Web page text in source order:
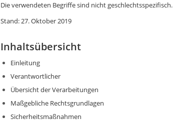
Die verwendeten Begriffe sind nicht geschlechtsspezifisch.
Stand: 27. Oktober 2019
Inhaltsübersicht
Einleitung
Verantwortlicher
Übersicht der Verarbeitungen
Maßgebliche Rechtsgrundlagen
Sicherheitsmaßnahmen